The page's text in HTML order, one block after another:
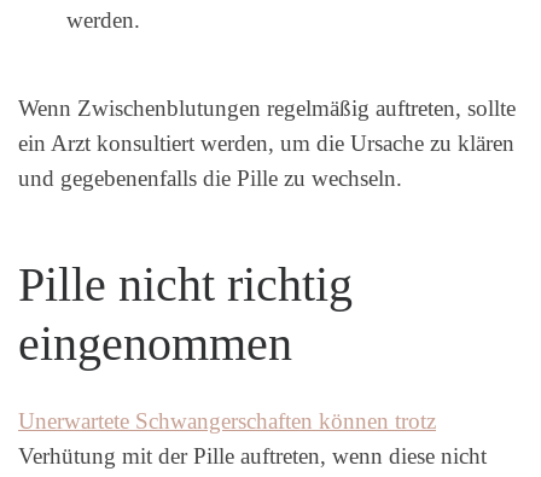
werden.
Wenn Zwischenblutungen regelmäßig auftreten, sollte
ein Arzt konsultiert werden, um die Ursache zu klären
und gegebenenfalls die Pille zu wechseln.
Pille nicht richtig
eingenommen
Unerwartete Schwangerschaften können trotz
Verhütung mit der Pille auftreten, wenn diese nicht